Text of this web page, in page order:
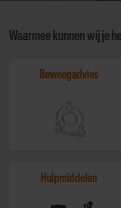
Waarmee kunnen wij je
Beweegadvies
Hulpmiddelen